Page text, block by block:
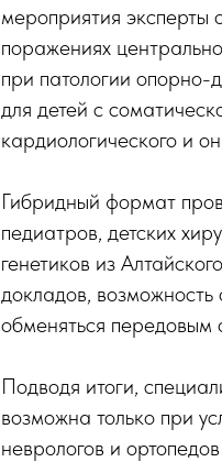
мероприятия эксперты
поражениях
при патологии опорно-
для детей с
кардиологического и
Гибридный формат
педиатров, детских
генетиков из
докладов, возможность
обменяться
Подводя итоги,
возможна только при
неврологов и